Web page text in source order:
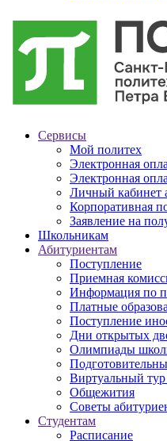
Сервисы
Мой политех
Электронная
Электронная
Личный кабинет
Корпоративная
Заявление на
Школьникам
Абитуриентам
Поступление
Приемная
Информация по
Платные
Поступление
Дни открытых
Олимпиады
Виртуальный
Общежития
Советы
Студентам
Расписание